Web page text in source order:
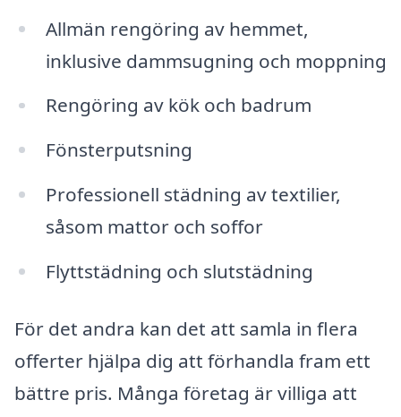
Allmän rengöring av hemmet,
inklusive dammsugning och moppning
Rengöring av kök och badrum
Fönsterputsning
Professionell städning av textilier,
såsom mattor och soffor
Flyttstädning och slutstädning
För det andra kan det att samla in flera
offerter hjälpa dig att förhandla fram ett
bättre pris. Många företag är villiga att